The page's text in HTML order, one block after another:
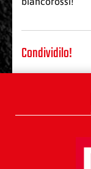
Condividilo!